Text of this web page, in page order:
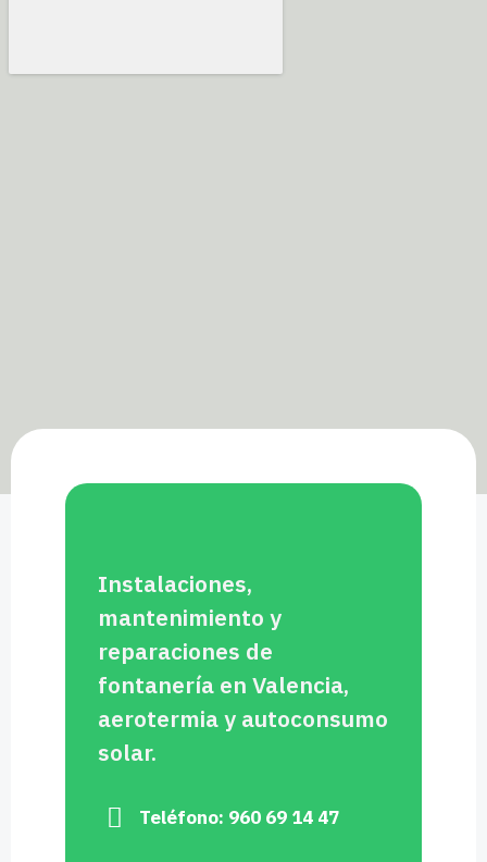
Instalaciones,
mantenimiento y
reparaciones de
fontanería en Valencia,
aerotermia y autoconsumo
solar.
Teléfono: 960 69 14 47